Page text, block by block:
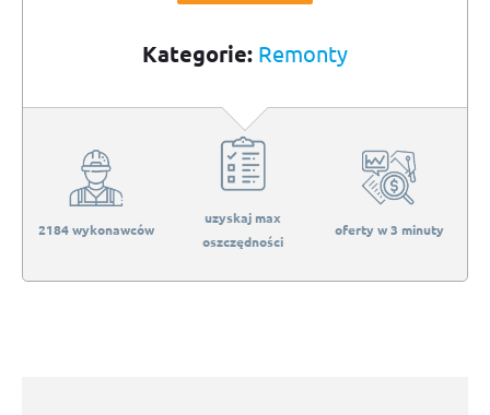
Kategorie: Remonty
2184 wykonawców
uzyskaj max
oszczędności
oferty w 3 minuty